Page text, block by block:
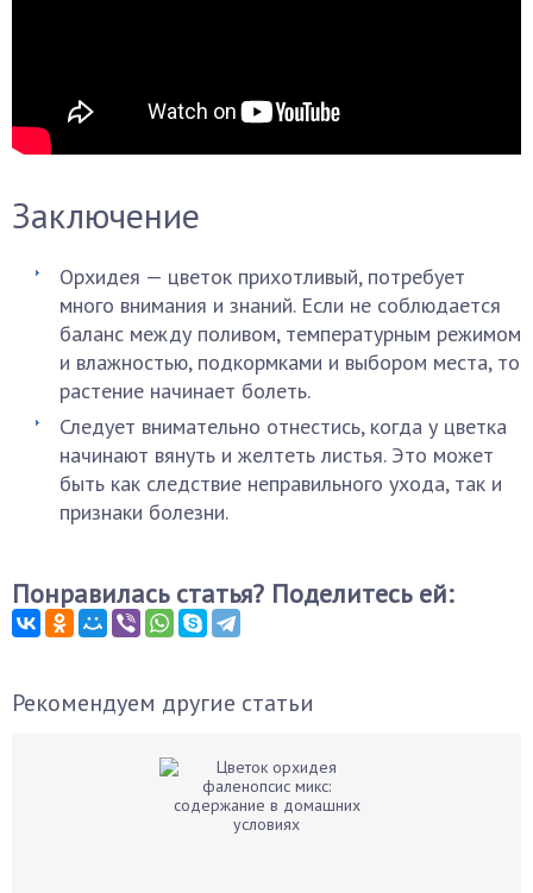
Заключение
Орхидея — цветок прихотливый, потребует
много внимания и знаний. Если не соблюдается
баланс между поливом, температурным режимом
и влажностью, подкормками и выбором места, то
растение начинает болеть.
Следует внимательно отнестись, когда у цветка
начинают вянуть и желтеть листья. Это может
быть как следствие неправильного ухода, так и
признаки болезни.
Понравилась статья? Поделитесь ей:
Рекомендуем другие статьи